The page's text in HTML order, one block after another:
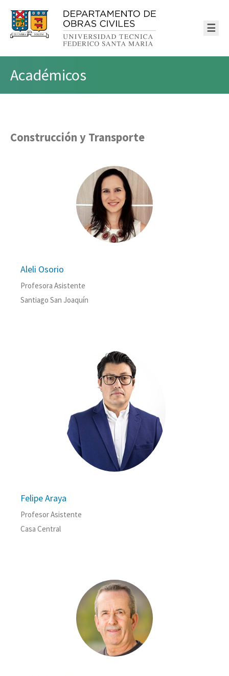
☰
Académicos
Construcción y Transporte
Aleli Osorio
Profesora Asistente
Santiago San Joaquín
Felipe Araya
Profesor Asistente
Casa Central